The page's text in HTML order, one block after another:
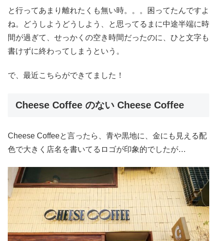
と行ってあまり離れたくも無い時。。。困ってたんですよ
ね。どうしようどうしよう、と思ってるまに中途半端に時
間が過ぎて、せっかくの空き時間だったのに、ひと文字も
書けずに終わってしまうという。
で、最近こちらができてました！
Cheese Coffee のない Cheese Coffee
Cheese Coffeeと言ったら、青や黒地に、金にも見える配
色で大きく店名を書いてるロゴが印象的でしたが…